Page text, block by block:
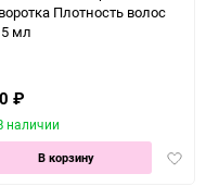
Плотность волос
мл
₽
наличии
В корзину